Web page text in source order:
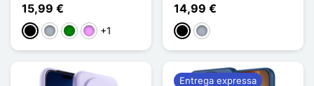
15,99 €
PretoCinzento
VerdeVioleta ligeira
+1
14,99 €
PretoCinzento
Entrega expressa